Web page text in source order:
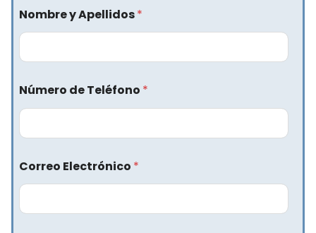
Nombre y Apellidos*
Número de Teléfono *
Correo Electrónico *